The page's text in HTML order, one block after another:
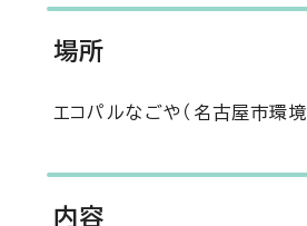
場所
エコパルなごや（名古屋市環
内容